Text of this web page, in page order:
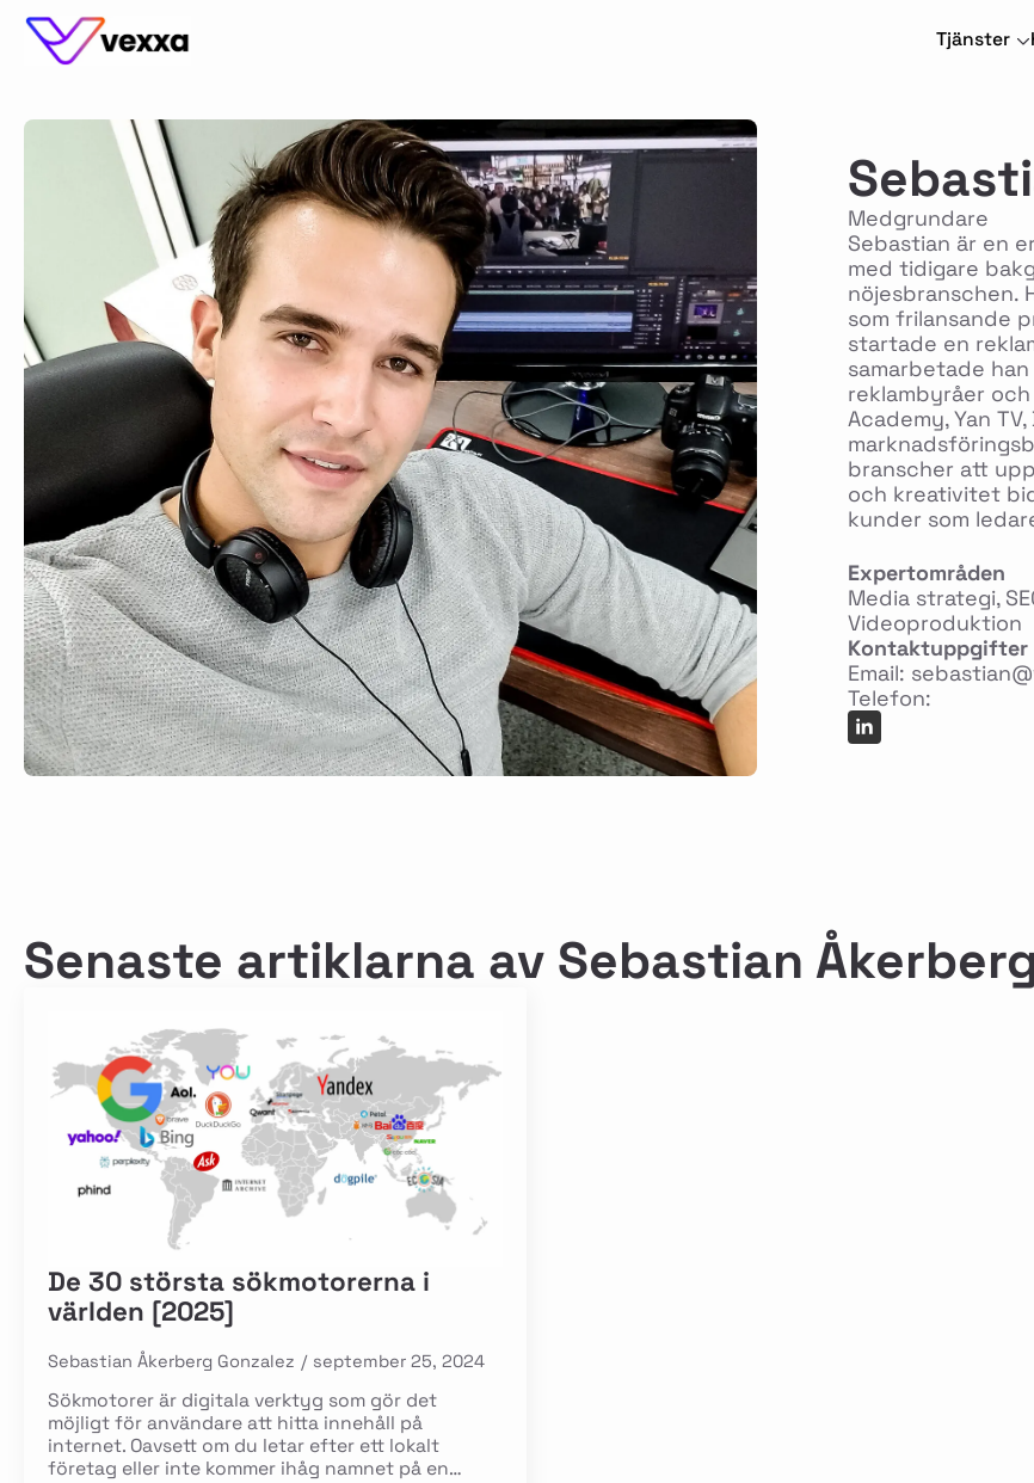
Tjänster
Medgrundare
Sebastian är en
med tidigare
nöjesbranschen.
som frilansande
startade en
samarbetade
reklambyråer
Academy, Yan
branscher att
och kreativitet
kunder som
Expertområden
Media strategi,
Videoproduktion
Kontaktuppgifter
Email:
Telefon:
Senaste artiklarna av Sebastian
De 30 största sökmotorerna i
världen [2025]
Sebastian Åkerberg Gonzalez september 25, 2024
Sökmotorer är digitala verktyg som gör det
möjligt för användare att hitta innehåll på
internet. Oavsett om du letar efter ett lokalt
företag eller inte kommer ihåg namnet på en…